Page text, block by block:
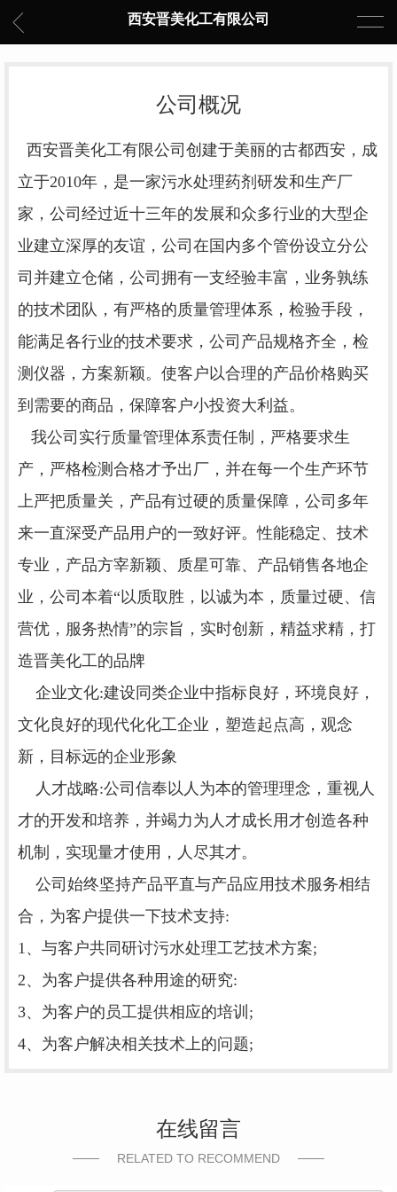
西安晋美化工有限公司
公司概况
西安晋美化工有限公司创建于美丽的古都西安，成
立于2010年，是一家污水处理药剂研发和生产厂
家，公司经过近十三年的发展和众多行业的大型企
业建立深厚的友谊，公司在国内多个管份设立分公
司并建立仓储，公司拥有一支经验丰富，业务孰练
的技术团队，有严格的质量管理体系，检验手段，
能满足各行业的技术要求，公司产品规格齐全，检
测仪器，方案新颖。使客户以合理的产品价格购买
到需要的商品，保障客户小投资大利益。
我公司实行质量管理体系责任制，严格要求生
产，严格检测合格才予出厂，并在每一个生产环节
上严把质量关，产品有过硬的质量保障，公司多年
来一直深受产品用户的一致好评。性能稳定、技术
专业，产品方宰新颖、质星可靠、产品销售各地企
业，公司本着“以质取胜，以诚为本，质量过硬、信
营优，服务热情”的宗旨，实时创新，精益求精，打
造晋美化工的品牌
企业文化:建设同类企业中指标良好，环境良好，
文化良好的现代化化工企业，塑造起点高，观念
新，目标远的企业形象
人才战略:公司信奉以人为本的管理理念，重视人
才的开发和培养，并竭力为人才成长用才创造各种
机制，实现量才使用，人尽其才。
公司始终坚持产品平直与产品应用技术服务相结
合，为客户提供一下技术支持:
1、与客户共同研讨污水处理工艺技术方案;
2、为客户提供各种用途的研究:
3、为客户的员工提供相应的培训;
4、为客户解决相关技术上的问题;
在线留言
RELATED TO RECOMMEND